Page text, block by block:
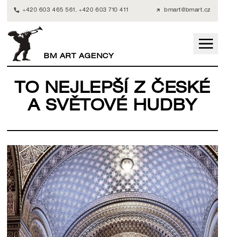
+420 603 465 561 , +420 603 710 411 bmart@bmart.cz
BM ART AGENCY
TO NEJLEPŠÍ Z ČESKÉ
A SVĚTOVÉ HUDBY